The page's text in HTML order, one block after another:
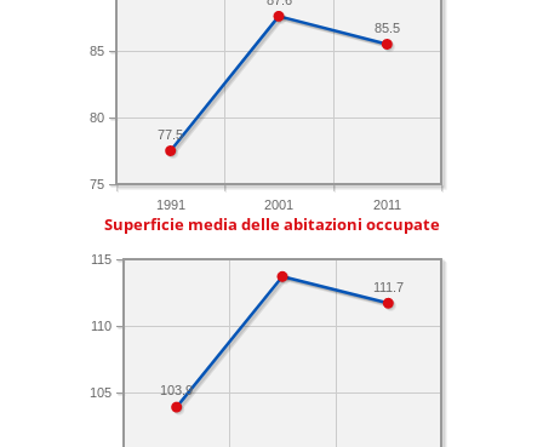
1991 2001 2011
75
80
85
85.5
77.5
Superficie media delle abitazioni occupate
105
110
115
111.7
103.9